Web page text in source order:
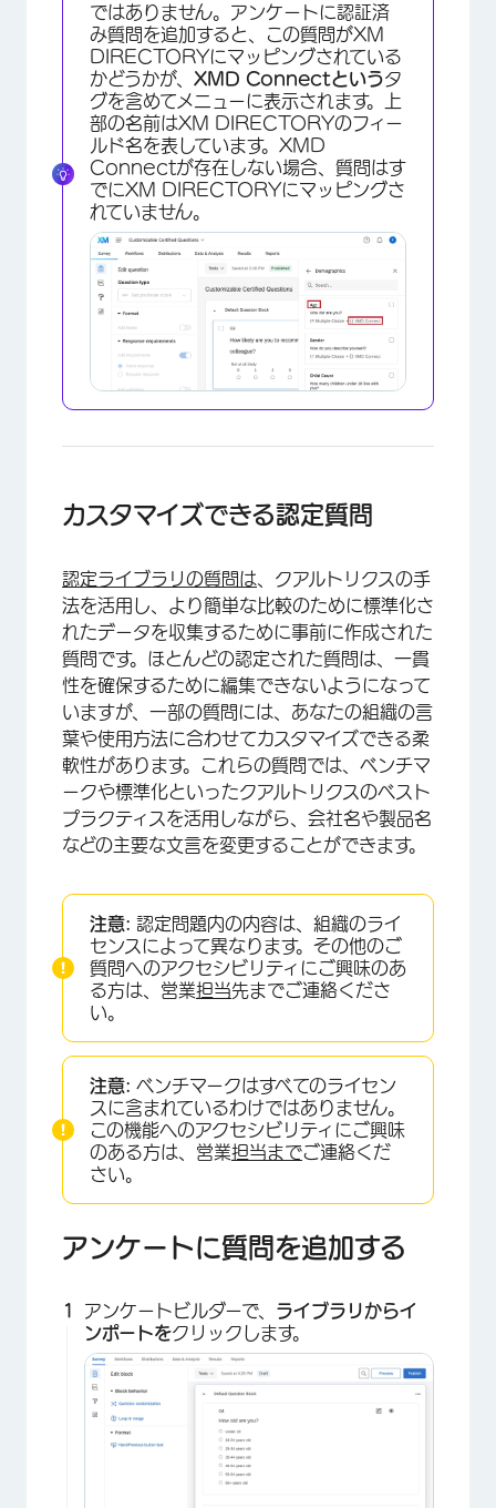
ではありません。アンケートに認証済
み質問を追加すると、この質問がXM
DIRECTORYにマッピングされている
かどうかが、 XMD Connectというタ
グを含めてメニューに表示されます。上
部の名前はXM DIRECTORYのフィー
ルド名を表しています。XMD
Connectが存在しない場合、質問はす
でにXM DIRECTORYにマッピングさ
れていません。
×
カスタマイズできる認定質問
認定ライブラリの質問は 、クアルトリクスの手
法を活用し、より簡単な比較のために標準化さ
れたデータを収集するために事前に作成された
質問です。ほとんどの認定された質問は、一貫
性を確保するために編集できないようになって
いますが、一部の質問には、あなたの組織の言
葉や使用方法に合わせてカスタマイズできる柔
軟性があります。これらの質問では、ベンチマ
ークや標準化といったクアルトリクスのベスト
プラクティスを活用しながら、会社名や製品名
などの主要な文言を変更することができます。
注意: 認定問題内の内容は、組織のライ
センスによって異なります。その他のご
質問へのアクセシビリティにご興味のあ
る方は、営業担当先までご連絡くださ
い。
注意: ベンチマークはすべてのライセン
スに含まれているわけではありません。
この機能へのアクセシビリティにご興味
のある方は、営業担当までご連絡くだ
さい。
アンケートに質問を追加する
アンケートビルダーで、 ライブラリからイ
ンポートをクリックします。